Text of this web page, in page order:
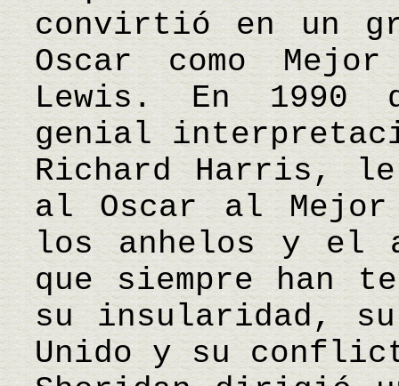
convirtió en un
Oscar como
Lewis. En
genial
Richard Harris, le
al Oscar al Mejor
los anhelos y el
que siempre han
su insularidad, su
Unido y su